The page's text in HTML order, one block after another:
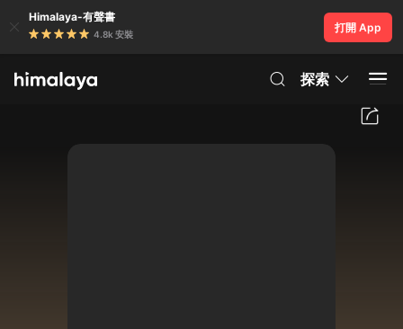
Himalaya-有聲書
4.8k 安裝
打開 App
探索